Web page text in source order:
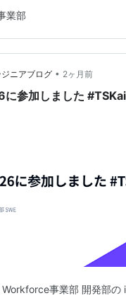
の長期記憶」を作ってみ
で約20時間、607回のセ
ファイル ー 動かしてみ
課題」にぶつかるため、
レーションを行いま…
業部
ニアブログ • 2ヶ月前
参加しました
Workforce事業部 開発部の